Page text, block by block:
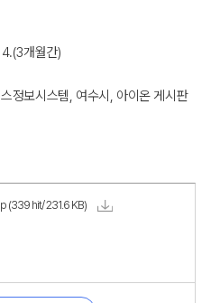
개월간)
정보시스템, 여수시, 아이온 게시판
(339 hit/ 231.6 KB)